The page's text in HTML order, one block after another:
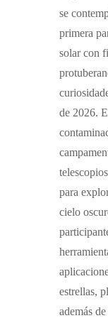
se
primera
solar con
de 2026.
para
cielo
estrellas,
además